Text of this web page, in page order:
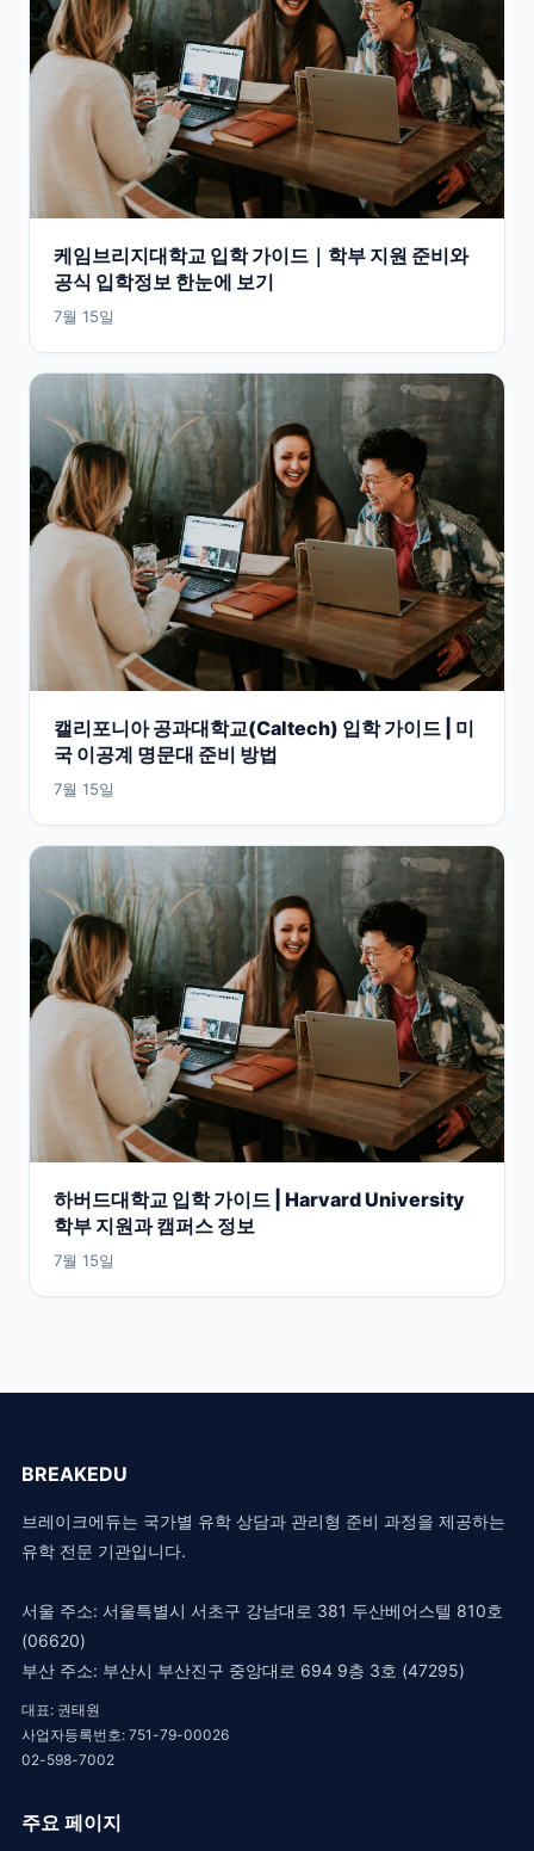
케임브리지대학교 입학 가이드｜학부 지원 준비와
공식 입학정보 한눈에 보기
7월 15일
캘리포니아 공과대학교(Caltech) 입학 가이드 | 미
국 이공계 명문대 준비 방법
7월 15일
하버드대학교 입학 가이드 | Harvard University
학부 지원과 캠퍼스 정보
7월 15일
BREAKEDU
브레이크에듀는 국가별 유학 상담과 관리형 준비 과정을 제공하는
유학 전문 기관입니다.
서울 주소: 서울특별시 서초구 강남대로 381 두산베어스텔 810호
(06620)
부산 주소: 부산시 부산진구 중앙대로 694 9층 3호 (47295)
대표: 권태원
사업자등록번호: 751-79-00026
02-598-7002
주요 페이지